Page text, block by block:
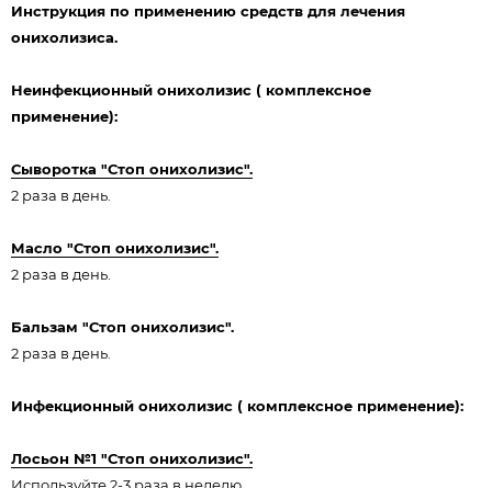
Инструкция по применению средств для лечения
онихолизиса.
Неинфекционный онихолизис ( комплексное
применение):
Сыворотка "Стоп онихолизис".
2 раза в день.
Масло "Стоп онихолизис".
2 раза в день.
Бальзам "Стоп онихолизис".
2 раза в день.
Инфекционный онихолизис ( комплексное применение):
Лосьон №1 "Стоп онихолизис".